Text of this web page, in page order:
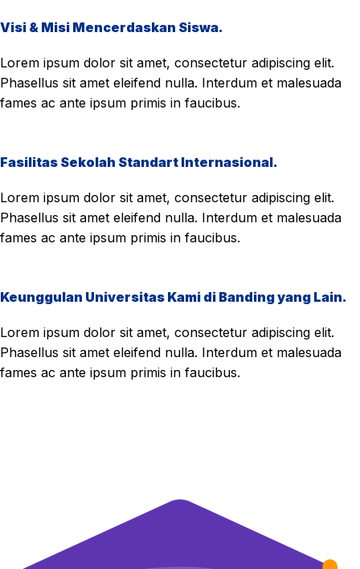
Visi & Misi Mencerdaskan Siswa.
Lorem ipsum dolor sit amet, consectetur adipiscing elit.
Phasellus sit amet eleifend nulla. Interdum et malesuada
fames ac ante ipsum primis in faucibus.
Fasilitas Sekolah Standart Internasional.
Lorem ipsum dolor sit amet, consectetur adipiscing elit.
Phasellus sit amet eleifend nulla. Interdum et malesuada
fames ac ante ipsum primis in faucibus.
Keunggulan Universitas Kami di Banding yang Lain.
Lorem ipsum dolor sit amet, consectetur adipiscing elit.
Phasellus sit amet eleifend nulla. Interdum et malesuada
fames ac ante ipsum primis in faucibus.